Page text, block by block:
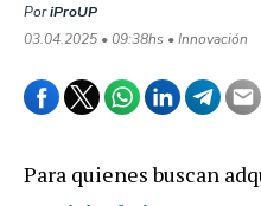
PoriProUP
03.04.2025 • 09:38hs • Innovación
Para quienes buscan